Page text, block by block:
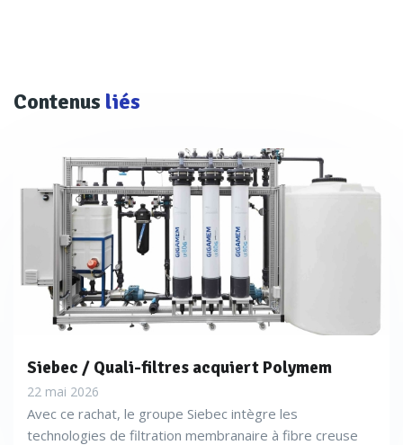
Contenus liés
Siebec / Quali-filtres acquiert Polymem
22 mai 2026
Avec ce rachat, le groupe Siebec intègre les
technologies de filtration membranaire à fibre creuse